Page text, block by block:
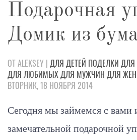
Подарочная
Домик из
ОТ ALEKSEY | ДЛЯ ДЕТЕЙ ПОДЕЛКИ ДЛЯ
ДЛЯ ЛЮБИМЫХДЛЯ МУЖЧИН ДЛЯ
ВТОРНИК, 18 НОЯБРЯ 2014
Сегодня мы займемся с вами
замечательной подарочной